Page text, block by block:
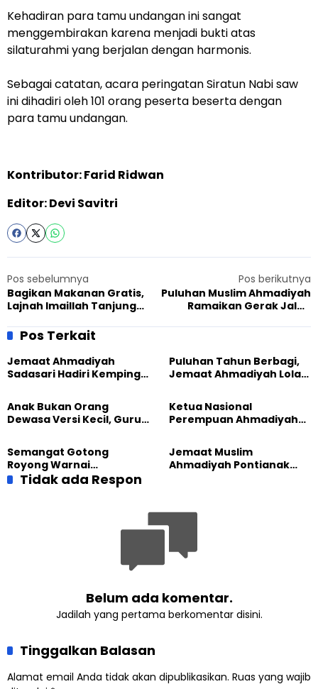
Kehadiran para tamu undangan ini sangat
menggembirakan karena menjadi bukti atas
silaturahmi yang berjalan dengan harmonis.
Sebagai catatan, acara peringatan Siratun Nabi saw
ini dihadiri oleh 101 orang peserta beserta dengan
para tamu undangan.
Kontributor: Farid Ridwan
Editor: Devi Savitri
Pos sebelumnya
Bagikan Makanan Gratis,
Lajnah Imaillah Tanjung
Silaturahmi
Pos berikutnya
Puluhan Muslim Ahmadiyah
Ramaikan Gerak Jalan
Kota Bandung
Pos Terkait
Jemaat Ahmadiyah
Sadasari Hadiri Kemping
Majalengka
Puluhan Tahun Berbagi,
Jemaat Ahmadiyah Lolak
Sembako kepada Warga
Anak Bukan Orang
Dewasa Versi Kecil, Guru
Pendidikan BERLIAN
Ketua Nasional
Perempuan Ahmadiyah
Besar Universitas
Terbuka
Semangat Gotong
Royong Warnai
Pembangunan Kembali
Jemaat Muslim
Ahmadiyah Pontianak
Tidak ada Respon
Belum ada komentar.
Jadilah yang pertama berkomentar disini.
Tinggalkan Balasan
Alamat email Anda tidak akan dipublikasikan. Ruas yang wajib